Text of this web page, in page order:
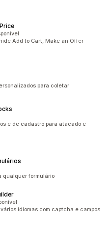
Add to Cart, Make an Offer
para coletar
e de cadastro para atacado e
qualquer formulário
idiomas com captcha e campos